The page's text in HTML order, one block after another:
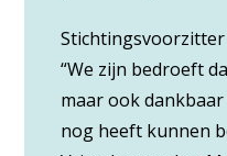
Stichtingsvoorzitter
“We zijn bedroeft
maar ook
nog heeft kunnen